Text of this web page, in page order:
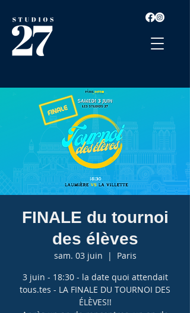
FINALE du tournoi
des élèves
sam. 03 juin
  |
Paris
3 juin - 18:30 - la date quoi attendait
tous.tes - LA FINALE DU TOURNOI DES
ÉLÈVES!!